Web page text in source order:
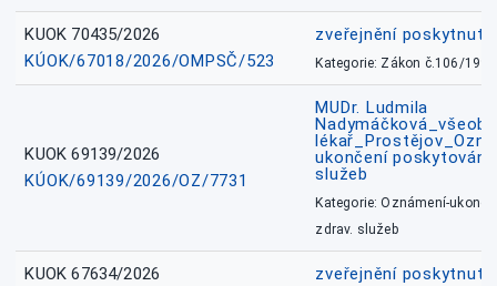
KUOK 70435/2026
KÚOK/67018/2026/OMPSČ/523
zveřejnění
Kategorie: Zákon č.106/1999
KUOK 69139/2026
KÚOK/69139/2026/OZ/7731
MUDr. Ludmila
ukončení
služeb
Kategorie: Oznámení-
zdrav. služeb
KUOK 67634/2026
zveřejnění